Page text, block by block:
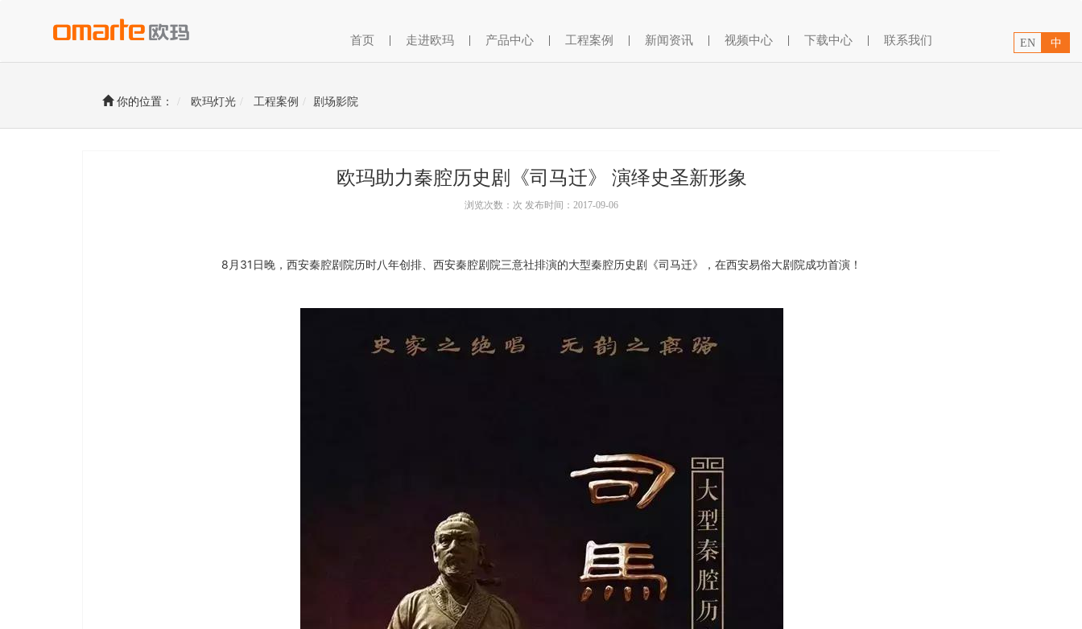
首页 走进欧玛 产品中心 工程案例 新闻资讯 视频中心 下载中心 联系我们 EN 中
你的位置： 欧玛灯光 工程案例 剧场影院
欧玛助力秦腔历史剧《司马迁》 演绎史圣新形象
浏览次数：次 发布时间：2017-09-06
8月31日晚，西安秦腔剧院历时八年创排、西安秦腔剧院三意社排演的大型秦腔历史剧《司马迁》，在西安易俗大剧院成功首演！